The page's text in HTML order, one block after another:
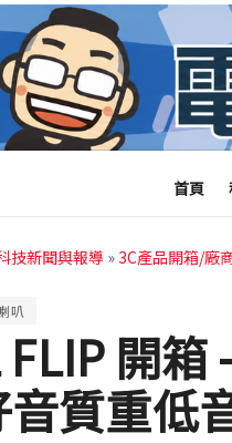
首頁
技新聞與報導 »3C產品開箱/廠
叭
開箱
音質重低